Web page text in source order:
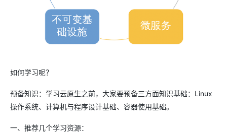
如何学习呢？
预备知识：学习云原生之前，大家要预备三方面知识基础：Linux
操作系统、计算机与程序设计基础、容器使用基础。
一、推荐几个学习资源：